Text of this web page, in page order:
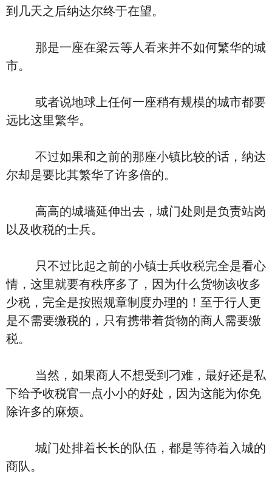
到几天之后纳达尔终于在望。
那是一座在梁云等人看来并不如何繁华的城
市。
或者说地球上任何一座稍有规模的城市都要
远比这里繁华。
不过如果和之前的那座小镇比较的话，纳达
尔却是要比其繁华了许多倍的。
高高的城墙延伸出去，城门处则是负责站岗
以及收税的士兵。
只不过比起之前的小镇士兵收税完全是看心
情，这里就要有秩序多了，因为什么货物该收多
少税，完全是按照规章制度办理的！至于行人更
是不需要缴税的，只有携带着货物的商人需要缴
税。
当然，如果商人不想受到刁难，最好还是私
下给予收税官一点小小的好处，因为这能为你免
除许多的麻烦。
城门处排着长长的队伍，都是等待着入城的
商队。